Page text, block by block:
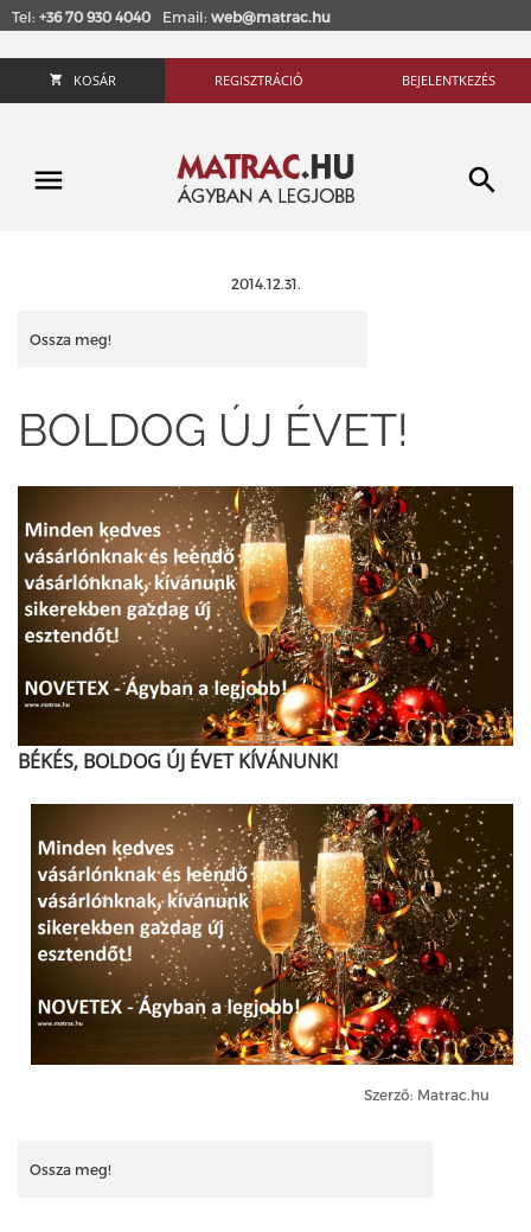
Tel: +36 70 930 4040 Email: web@matrac.hu
KOSÁR REGISZTRÁCIÓ BEJELENTKEZÉS
2014.12.31.
Ossza meg!
BOLDOG ÚJ ÉVET!
BÉKÉS, BOLDOG ÚJ ÉVET KÍVÁNUNK!
Szerző: Matrac.hu
Ossza meg!